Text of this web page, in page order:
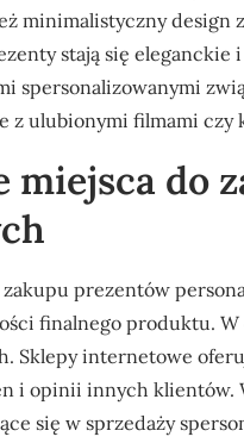
minimalistyczny design
stają się eleganckie
spersonalizowanymi
z ulubionymi filmami czy
miejsca do
prezentów
finalnego produktu.
Sklepy internetowe
i opinii innych klientów.
się w sprzedaży